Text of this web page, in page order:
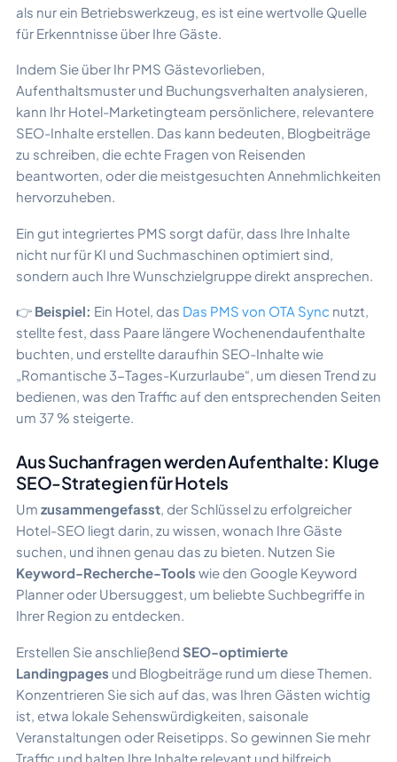
als nur ein Betriebswerkzeug, es ist eine wertvolle Quelle
für Erkenntnisse über Ihre Gäste.
Indem Sie über Ihr PMS Gästevorlieben,
Aufenthaltsmuster und Buchungsverhalten analysieren,
kann Ihr Hotel-Marketingteam persönlichere, relevantere
SEO-Inhalte erstellen. Das kann bedeuten, Blogbeiträge
zu schreiben, die echte Fragen von Reisenden
beantworten, oder die meistgesuchten Annehmlichkeiten
hervorzuheben.
Ein gut integriertes PMS sorgt dafür, dass Ihre Inhalte
nicht nur für KI und Suchmaschinen optimiert sind,
sondern auch Ihre Wunschzielgruppe direkt ansprechen.
👉 Beispiel: Ein Hotel, das Das PMS von OTA Sync nutzt,
stellte fest, dass Paare längere Wochenendaufenthalte
buchten, und erstellte daraufhin SEO-Inhalte wie
„Romantische 3-Tages-Kurzurlaube“, um diesen Trend zu
bedienen, was den Traffic auf den entsprechenden Seiten
um 37 % steigerte.
Aus Suchanfragen werden Aufenthalte: Kluge
SEO-Strategien für Hotels
Um zusammengefasst, der Schlüssel zu erfolgreicher
Hotel-SEO liegt darin, zu wissen, wonach Ihre Gäste
suchen, und ihnen genau das zu bieten. Nutzen Sie
Keyword-Recherche-Tools wie den Google Keyword
Planner oder Ubersuggest, um beliebte Suchbegriffe in
Ihrer Region zu entdecken.
Erstellen Sie anschließend SEO-optimierte
Landingpages und Blogbeiträge rund um diese Themen.
Konzentrieren Sie sich auf das, was Ihren Gästen wichtig
ist, etwa lokale Sehenswürdigkeiten, saisonale
Veranstaltungen oder Reisetipps. So gewinnen Sie mehr
Traffic und halten Ihre Inhalte relevant und hilfreich.